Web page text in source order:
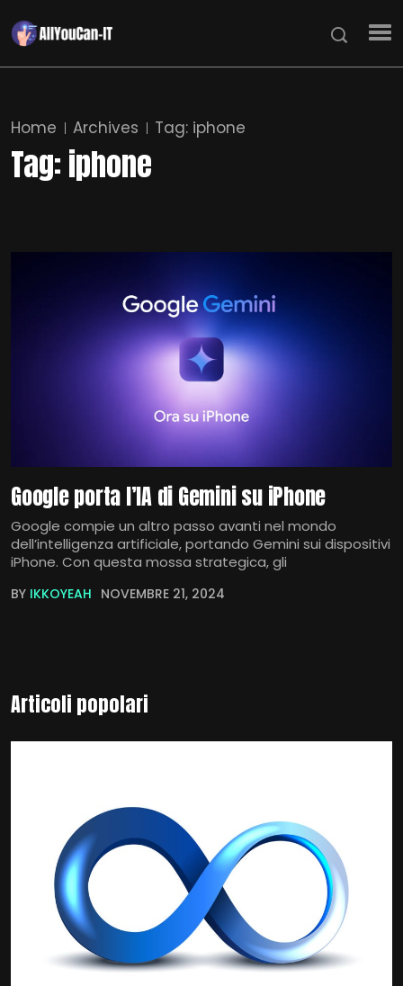
Home Archives Tag: iphone
Tag:iphone
Google porta l’IA di Gemini su iPhone
Google compie un altro passo avanti nel mondo
dell’intelligenza artificiale, portando Gemini sui dispositivi
iPhone. Con questa mossa strategica, gli
BY IKKOYEAH NOVEMBRE 21, 2024
Articoli popolari